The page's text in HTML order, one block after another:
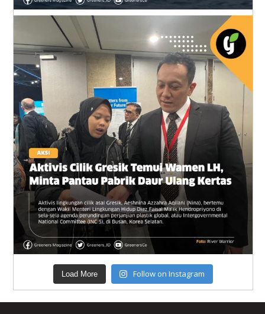
Load More Follow on Instagram